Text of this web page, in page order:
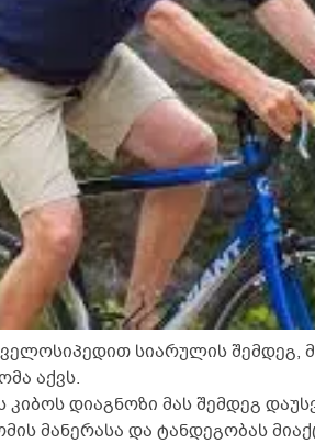
სიარულის შემდეგ,
აქვს.
დიაგნოზი მას შემდეგ
მანერასა და ტანდეგობას